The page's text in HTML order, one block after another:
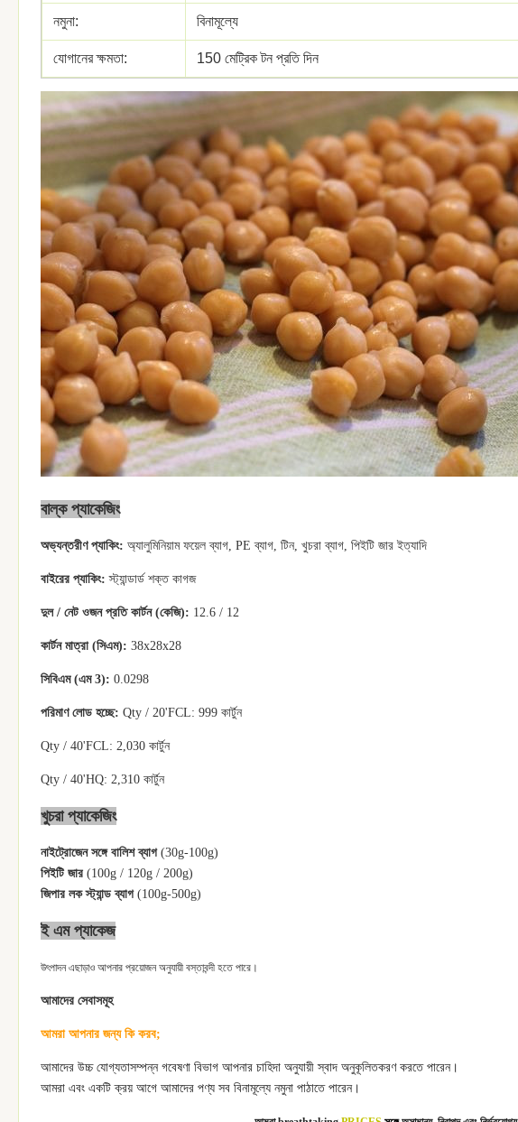
নমুনা: বিনামূল্যে
যোগানের ক্ষমতা: 150 মেট্রিক টন প্রতি দিন
বাল্ক প্যাকেজিং
অভ্যন্তরীণ প্যাকিং: অ্যালুমিনিয়াম ফয়েল ব্যাগ, PE ব্যাগ, টিন, খুচরা ব্যাগ, পিইটি জার ইত্যাদি
বাইরের প্যাকিং: স্ট্যান্ডার্ড শক্ত কাগজ
দুল / নেট ওজন প্রতি কার্টন (কেজি): 12.6 / 12
কার্টন মাত্রা (সিএম): 38x28x28
সিবিএম (এম 3): 0.0298
পরিমাণ লোড হচ্ছে: Qty / 20'FCL: 999 কার্টুন
Qty / 40'FCL: 2,030 কার্টুন
Qty / 40'HQ: 2,310 কার্টুন
খুচরা প্যাকেজিং
নাইট্রোজেন সঙ্গে বালিশ ব্যাগ(30g-100g)
পিইটি জার (100g / 120g / 200g)
জিপার লক স্ট্যান্ড ব্যাগ(100g-500g)
ই এম প্যাকেজ
উৎপাদন এছাড়াও আপনার প্রয়োজন অনুযায়ী বস্তাবন্দী হতে পারে।
আমাদের সেবাসমূহ
আমরা আপনার জন্য কি করব;
আমাদের উচ্চ যোগ্যতাসম্পন্ন গবেষণা বিভাগ আপনার চাহিদা অনুযায়ী স্বাদ অনুকূলিতকরণ করতে পারেন।
আমরা এবং একটি ক্রয় আগে আমাদের পণ্য সব বিনামূল্যে নমুনা পাঠাতে পারেন।